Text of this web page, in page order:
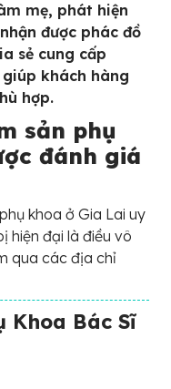
mẹ, phát hiện
được phác đồ
sẻ cung cấp
khách hàng
hợp.
sản phụ
đánh giá
khoa ở Gia Lai uy
hiện đại là điều vô
qua các địa chỉ
Khoa Bác Sĩ